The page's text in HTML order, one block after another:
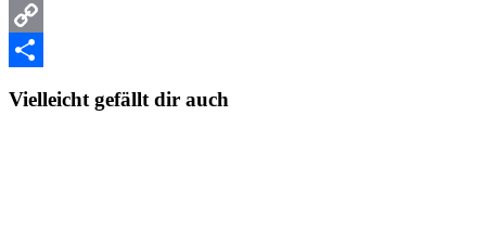
Email
Copy
Vielleicht gefällt dir auch